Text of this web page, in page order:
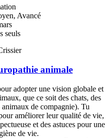
Avancé
seuls
animale
adopter une vision globale et
que ce soit des chats, des
de compagnie). Tu
améliorer leur qualité de vie,
et des astuces pour une
de vie.